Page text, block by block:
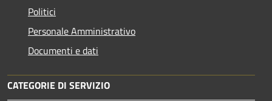
Politici
Personale Amministrativo
Documenti e dati
CATEGORIE DI SERVIZIO